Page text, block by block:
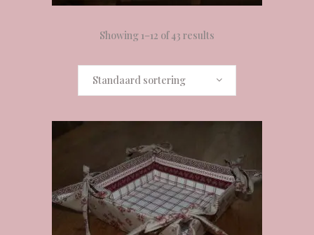
Showing 1–12 of 43 results
Standaard sortering